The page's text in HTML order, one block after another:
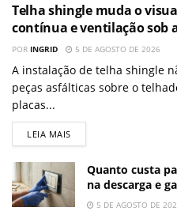
Telha shingle muda o
contínua e ventilação sob
POR INGRID 5 DE AGOSTO DE 2026
A instalação de telha shingle
peças asfálticas sobre o
placas...
LEIA MAIS
Quanto custa
na descarga e
5 DE AGOSTO DE